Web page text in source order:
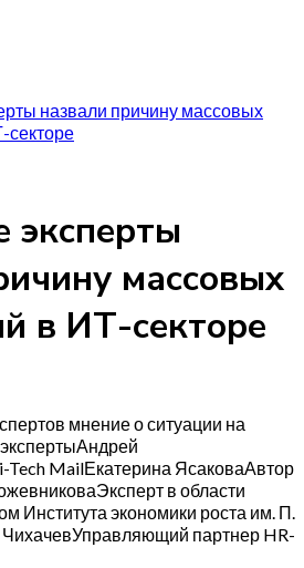
назвали причину массовых
секторе
эксперты
массовых
в ИТ-секторе
мнение о ситуации на
Tech MailЕкатерина ЯсаковаАвтор
в области
Института экономики роста им. П.
партнер HR-